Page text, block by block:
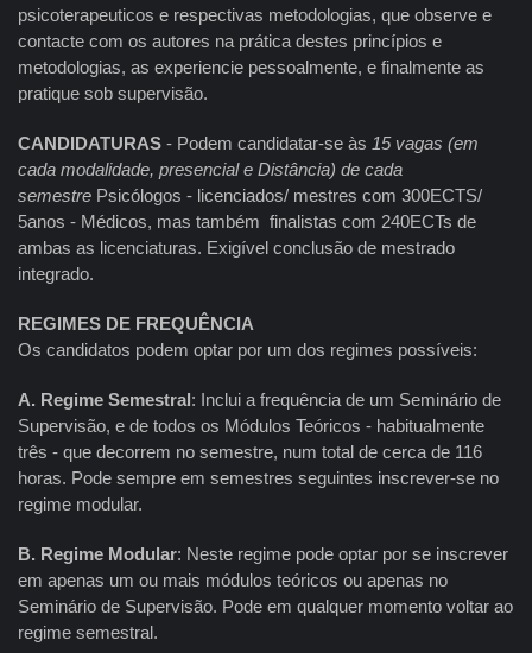
psicoterapeuticos e respectivas metodologias, que observe e
contacte com os autores na prática destes princípios e
metodologias, as experiencie pessoalmente, e finalmente as
pratique sob supervisão.
CANDIDATURAS - Podem candidatar-se às 15 vagas (em
cada modalidade, presencial e Distância) de cada
semestre Psicólogos - licenciados/ mestres com 300ECTS/
5anos - Médicos, mas também finalistas com 240ECTs de
ambas as licenciaturas. Exigível conclusão de mestrado
integrado.
REGIMES DE FREQUÊNCIA
Os candidatos podem optar por um dos regimes possíveis:
A. Regime Semestral: Inclui a frequência de um Seminário de
Supervisão, e de todos os Módulos Teóricos - habitualmente
três - que decorrem no semestre, num total de cerca de 116
horas. Pode sempre em semestres seguintes inscrever-se no
regime modular.
B. Regime Modular: Neste regime pode optar por se inscrever
em apenas um ou mais módulos teóricos ou apenas no
Seminário de Supervisão. Pode em qualquer momento voltar ao
regime semestral.